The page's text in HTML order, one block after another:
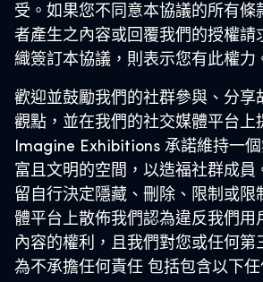
受。如果您不同意本協議的所有條
者產生之內容或回覆我們的授權請
織簽訂本協議，則表示您有此權力
歡迎並鼓勵我們的社群參與、分享
觀點，並在我們的社交媒體平台上
Imagine Exhibitions 承諾維持一
富且文明的空間，以造福社群成員
留自行決定隱藏、刪除、限制或限
體平台上散佈我們認為違反我們用
內容的權利，且我們對您或任何第
為不承擔任何責任 包括包含以下